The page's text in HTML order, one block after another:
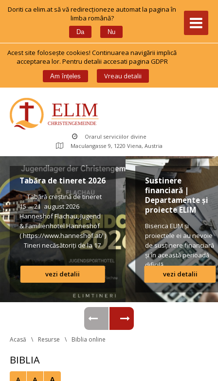
Doriti ca elim.at să vă redirecționeze automat la pagina în
limba română?
Da Nu
Acest site foloseşte cookies! Continuarea navigării implică
acceptarea lor. Pentru detalii accesati pagina GDPR
Am înțele Vreau detalii
Orarul serviciilor divine
Maculangasse 9, 1220 Viena, Austria
Tabăra de tineret 2026
Tabără creștină de tineret
15 – 21 august 2026
Hanneshof Flachau, Jugend
& Familienhotel Hanneshof
( https://www.hanneshof.at/ )
Tineri necăsătoriți de la 17
ani în sus € 420/ p.P.
(inclusiv Vollpension,
activități, transport*)
Formular de înscriere
Regulamentul taberei
*Având în vedere că o parte
vezi detalii
Sustinere
financiară |
Departamente și
proiecte ELIM
Biserica ELIM și
proiectele ei au nevoie
de susținere financiară
și în această perioadă
dificilă.
Lista conturilor bancare
vezi detalii
Acasă Resurse Biblia online
BIBLIA